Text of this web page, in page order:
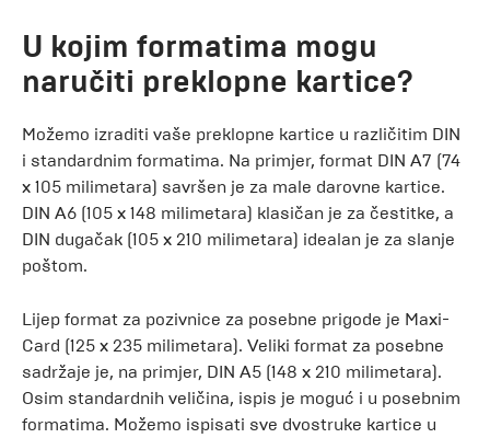
U kojim formatima mogu
naručiti preklopne kartice?
Možemo izraditi vaše preklopne kartice u različitim DIN
i standardnim formatima. Na primjer, format DIN A7 (74
x 105 milimetara) savršen je za male darovne kartice.
DIN A6 (105 x 148 milimetara) klasičan je za čestitke, a
DIN dugačak (105 x 210 milimetara) idealan je za slanje
poštom.
Lijep format za pozivnice za posebne prigode je Maxi-
Card (125 x 235 milimetara). Veliki format za posebne
sadržaje je, na primjer, DIN A5 (148 x 210 milimetara).
Osim standardnih veličina, ispis je moguć i u posebnim
formatima. Možemo ispisati sve dvostruke kartice u